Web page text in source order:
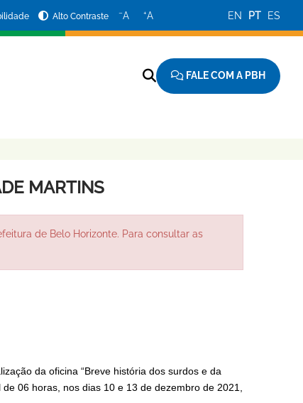
Alto Contraste −A +A EN PT ES
FALE COM A PBH
MARTINS
de Belo Horizonte. Para consultar as
da oficina “Breve história dos surdos e da
06 horas, nos dias 10 e 13 de dezembro de 2021,